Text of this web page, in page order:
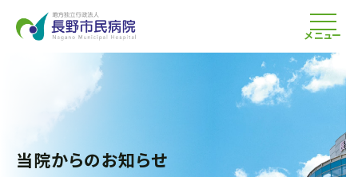
メニュー
当院からのお知らせ